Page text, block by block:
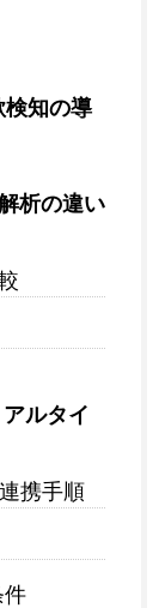
知の導
析の違い
ルタイ
携手順
件